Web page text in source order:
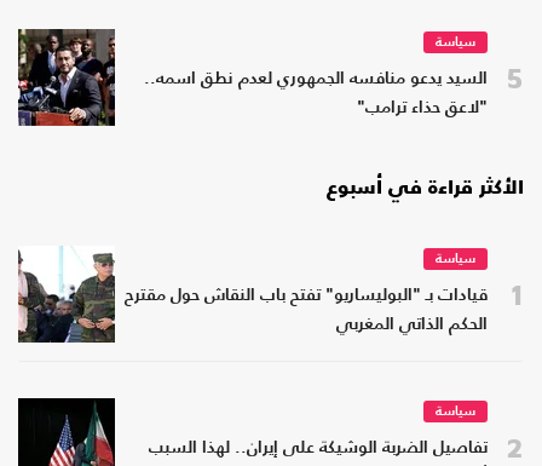
5
سياسة
السيد يدعو منافسه الجمهوري لعدم نطق اسمه..
"لاعق حذاء ترامب"
الأكثر قراءة في أسبوع
1
سياسة
قيادات بـ "البوليساريو" تفتح باب النقاش حول مقترح
الحكم الذاتي المغربي
2
سياسة
تفاصيل الضربة الوشيكة على إيران.. لهذا السبب